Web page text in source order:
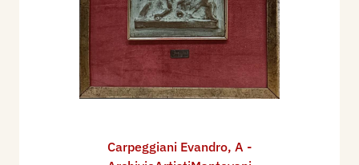
Carpeggiani Evandro, A -